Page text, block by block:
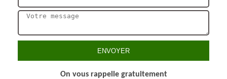
On vous rappelle gratuitement